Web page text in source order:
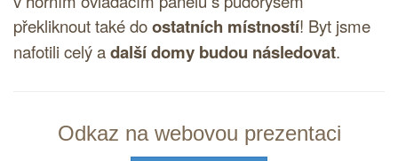
překliknout také doostatních místností! Byt jsme
nafotili celý adalší domy budou následovat.
Odkaz na webovou prezentaci